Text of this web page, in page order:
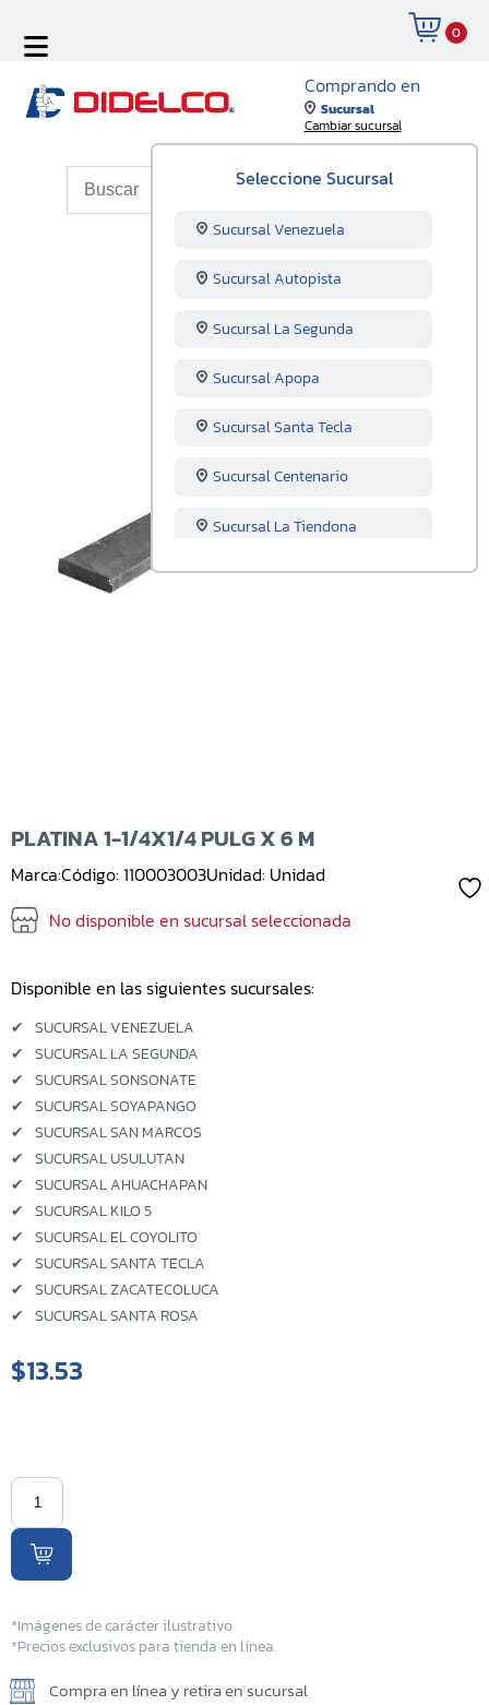
0
Comprando en
Sucursal
Cambiar sucursal
Seleccione Sucursal
Sucursal Venezuela
Sucursal Autopista
Sucursal La Segunda
Sucursal Apopa
Sucursal Santa Tecla
Sucursal Centenario
Sucursal La Tiendona
Sucursal Merliot
Sucursal Lourdes
Sucursal Usulutan
PLATINA 1-1/4X1/4 PULG X 6 M
Marca:Código: 110003003Unidad: Unidad
No disponible en sucursal seleccionada
Disponible en las siguientes sucursales:
✔ SUCURSAL VENEZUELA
✔ SUCURSAL LA SEGUNDA
✔ SUCURSAL SONSONATE
✔ SUCURSAL SOYAPANGO
✔ SUCURSAL SAN MARCOS
✔ SUCURSAL USULUTAN
✔ SUCURSAL AHUACHAPAN
✔ SUCURSAL KILO 5
✔ SUCURSAL EL COYOLITO
✔ SUCURSAL SANTA TECLA
✔ SUCURSAL ZACATECOLUCA
✔ SUCURSAL SANTA ROSA
$13.53
*Imágenes de carácter ilustrativo
*Precios exclusivos para tienda en línea.
Compra en línea y retira en sucursal